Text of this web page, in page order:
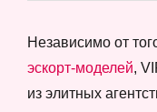
Независимо от
эскорт-моделей,
из элитных